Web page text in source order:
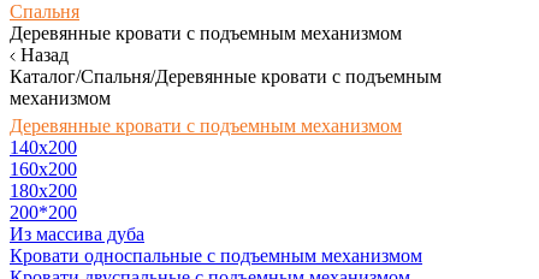
Спальня
Деревянные кровати с подъемным механизмом
Назад
Каталог/Спальня/Деревянные кровати с подъемным
механизмом
Деревянные кровати с подъемным механизмом
140x200
160х200
180х200
200*200
Из массива дуба
Кровати односпальные с подъемным механизмом